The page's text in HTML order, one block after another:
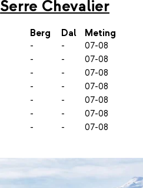
Serre Chevalier
Berg Dal
Meting
- -
07-08
- -
07-08
- -
07-08
- -
07-08
- -
07-08
- -
07-08
- - 07-08